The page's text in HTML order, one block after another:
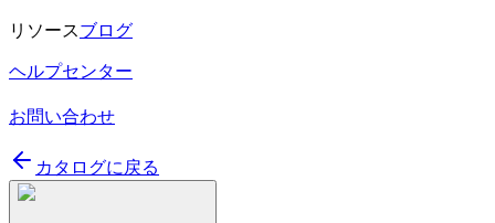
リソースブログ
ヘルプセンター
お問い合わせ
カタログに戻る